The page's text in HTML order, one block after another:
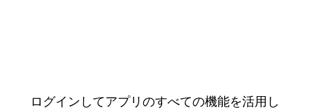
ログインしてアプリのすべての機能を活用し